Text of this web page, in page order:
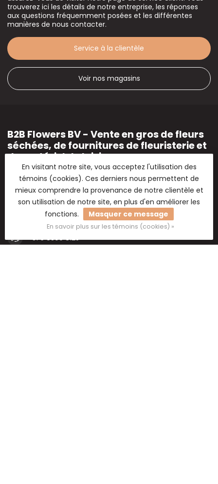
trouverez ici les détails de notre entreprise, les réponses
aux questions fréquemment posées et les différentes
manières de nous contacter.
Service à la clientèle
Voir nos magasins
B2B Flowers BV - Vente en gros de fleurs
séchées, de fournitures de fleuristerie et
de matériel de loisirs.
Vente en gros de fleurs séchées
2e Poellaan 30-32
2161 CJ Lisse
Nederland
+31 6 8300 8125
En visitant notre site, vous acceptez l'utilisation des
témoins (cookies). Ces derniers nous permettent de
mieux comprendre la provenance de notre clientèle et
son utilisation de notre site, en plus d'en améliorer les
fonctions.
Masquer ce message
En savoir plus sur les témoins (cookies) »